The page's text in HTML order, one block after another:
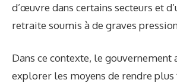
d’œuvre dans certains secteurs et
retraite soumis à de graves
Dans ce contexte, le gouvernement
explorer les moyens de rendre